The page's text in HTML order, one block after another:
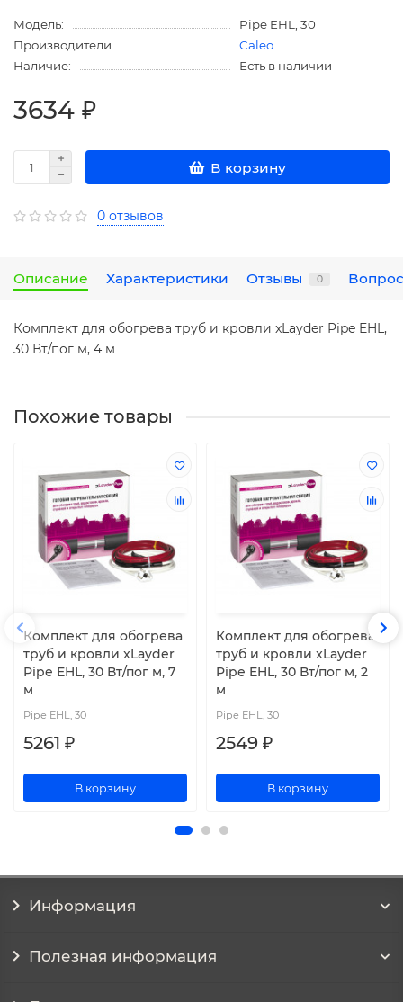
Модель:
Pipe EHL, 30
Производители
Caleo
Наличие:
Есть в наличии
3634 ₽
В корзину
0 отзывов
Описание Характеристики Отзывы 0
Комплект для обогрева труб и кровли xLayder Pipe EHL,
30 Вт/пог м, 4 м
Похожие товары
Комплект для обогрева
труб и кровли xLayder
Pipe EHL, 30 Вт/пог м, 7
м
Pipe EHL, 30
5261 ₽
В корзину
Комплект для обогрева
труб и кровли xLayder
Pipe EHL, 30 Вт/пог м, 2
м
Pipe EHL, 30
2549 ₽
В корзину
Информация
Полезная информация